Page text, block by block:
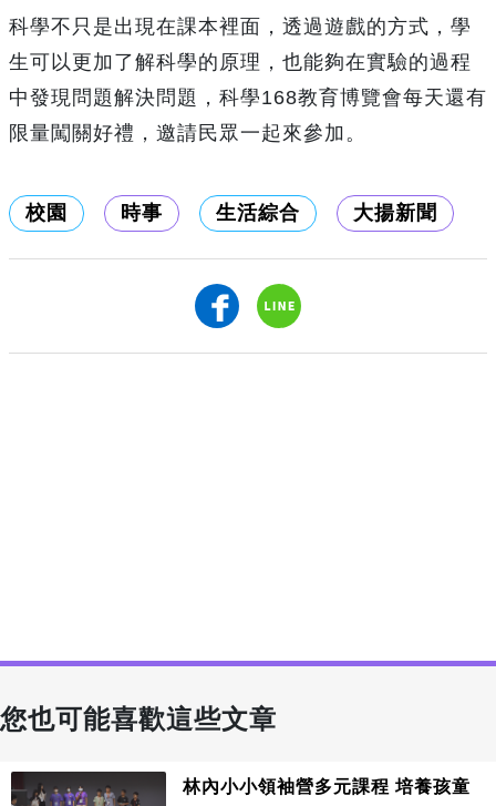
科學不只是出現在課本裡面，透過遊戲的方式，學
生可以更加了解科學的原理，也能夠在實驗的過程
中發現問題解決問題，科學168教育博覽會每天還有
限量闖關好禮，邀請民眾一起來參加。
校園 時事 生活綜合 大揚新聞
您也可能喜歡這些文章
林內小小領袖營多元課程 培養孩童